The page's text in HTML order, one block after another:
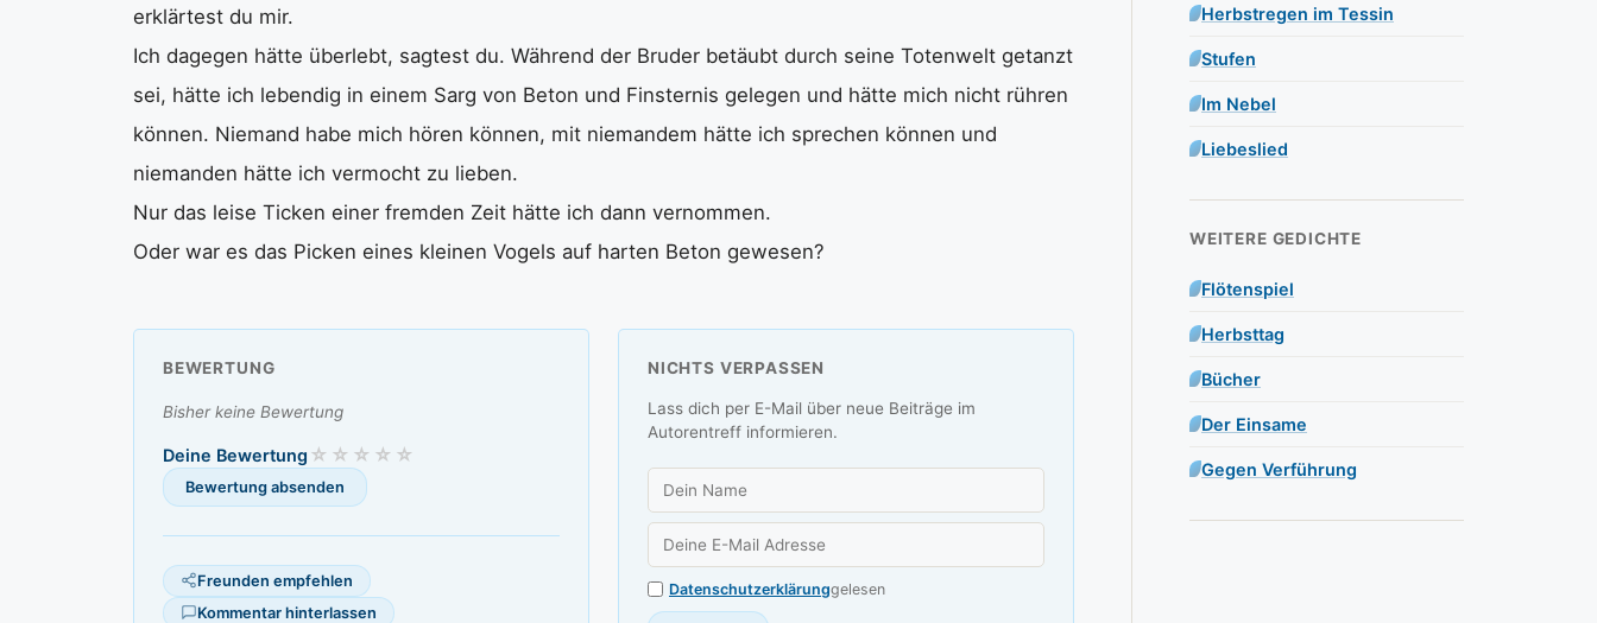
erklärtest du mir.
Ich dagegen hätte überlebt, sagtest du. Während der Bruder betäubt durch seine Totenwelt getanzt
sei, hätte ich lebendig in einem Sarg von Beton und Finsternis gelegen und hätte mich nicht rühren
können. Niemand habe mich hören können, mit niemandem hätte ich sprechen können und
niemanden hätte ich vermocht zu lieben.
Nur das leise Ticken einer fremden Zeit hätte ich dann vernommen.
Oder war es das Picken eines kleinen Vogels auf harten Beton gewesen?
BEWERTUNG
Bisher keine Bewertung
Deine Bewertung
Freunden empfehlen
Kommentar hinterlassen
NICHTS VERPASSEN
Lass dich per E-Mail über neue Beiträge im
Autorentreff informieren.
Datenschutzerklärunggelesen
Herbstregen im Tessin
Stufen
Im Nebel
Liebeslied
WEITERE GEDICHTE
Flötenspiel
Herbsttag
Bücher
Der Einsame
Gegen Verführung